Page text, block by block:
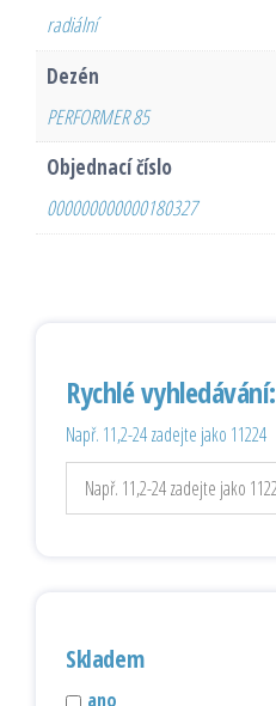
radiální
Dezén
PERFORMER 85
Objednací číslo
000000000000180327
Rychlé vyhledávání:
Např. 11,2-24 zadejte jako 11224
Skladem
ano